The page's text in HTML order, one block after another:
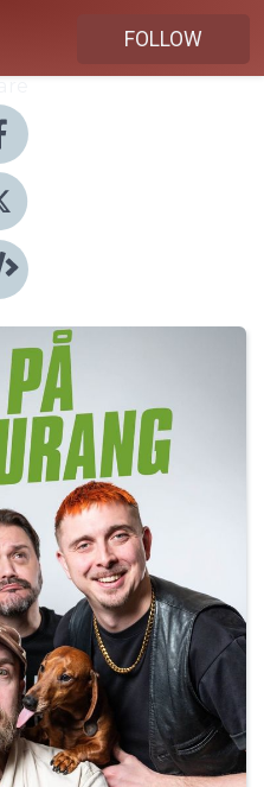
FOLLOW